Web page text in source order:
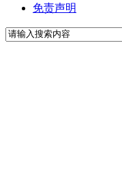
免责声明